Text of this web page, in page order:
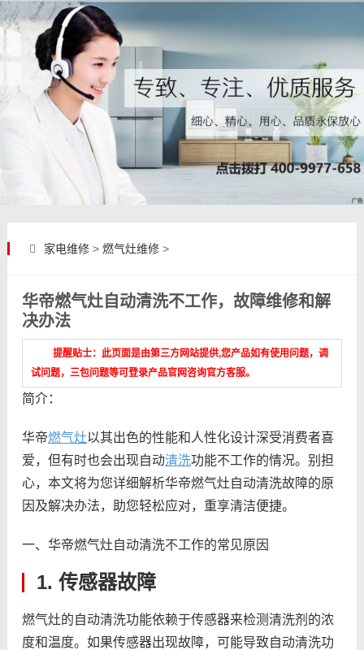
家电维修> 燃气灶维修>
华帝燃气灶自动清洗不工作，故障维修和解
决办法
提醒贴士：此页面是由第三方网站提供,您产品如有使用问题，调
试问题，三包问题等可登录产品官网咨询官方客服。
简介：
华帝燃气灶以其出色的性能和人性化设计深受消费者喜
爱，但有时也会出现自动清洗功能不工作的情况。别担
心，本文将为您详细解析华帝燃气灶自动清洗故障的原
因及解决办法，助您轻松应对，重享清洁便捷。
一、华帝燃气灶自动清洗不工作的常见原因
1. 传感器故障
燃气灶的自动清洗功能依赖于传感器来检测清洗剂的浓
度和温度。如果传感器出现故障，可能导致自动清洗功